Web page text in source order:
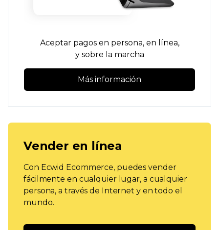
Aceptar pagos en persona,en línea,
y sobre la marcha
Más información
Vender en línea
Con Ecwid Ecommerce, puedes vender
fácilmente en cualquier lugar, a cualquier
persona, a través de Internet y en todo el
mundo.